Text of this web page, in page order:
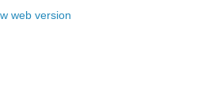
web version